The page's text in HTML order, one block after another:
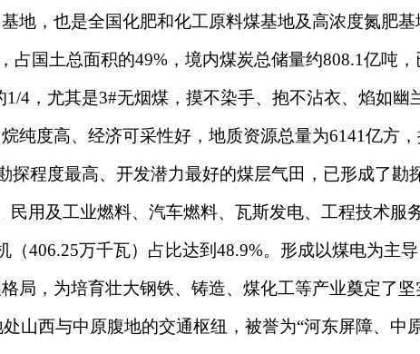
地，也是全国化肥和化工原料煤基地及高浓度氮肥
占国土总面积的49%，境内煤炭总储量约808.1亿吨
4，尤其是3#无烟煤，摸不染手、抱不沾衣、焰如幽
纯度高、经济可采性好，地质资源总量为6141亿方
探程度最高、开发潜力最好的煤层气田，已形成了勘
民用及工业燃料、汽车燃料、瓦斯发电、工程技术服
（406.25万千瓦）占比达到48.9%。形成以煤电为主
局，为培育壮大钢铁、铸造、煤化工等产业奠定了坚
西与中原腹地的交通枢纽，被誉为“河东屏障、中